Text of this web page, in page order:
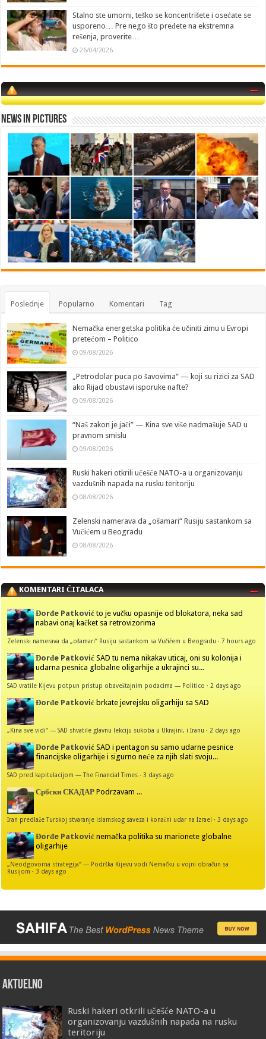
Stalno ste umorni, teško se koncentrišete i osećate se
usporeno… Pre nego što pređete na ekstremna
rešenja, proverite…
26/04/2026
News in Pictures
Poslednje Popularno Komentari Tag
Nemačka energetska politika će učiniti zimu u Evropi
pretećom – Politico
09/08/2026
„Petrodolar puca po šavovima“ — koji su rizici za SAD
ako Rijad obustavi isporuke nafte?
09/08/2026
“Naš zakon je jači” — Kina sve više nadmašuje SAD u
pravnom smislu
09/08/2026
Ruski hakeri otkrili učešće NATO-a u organizovanju
vazdušnih napada na rusku teritoriju
08/08/2026
Zelenski namerava da „ošamari“ Rusiju sastankom sa
Vučićem u Beogradu
08/08/2026
KOMENTARI ČITALACA
Đorđe Patković to je vučku opasnije od blokatora, neka sad
nabavi onaj kačket sa retrovizorima
Zelenski namerava da „ošamari“ Rusiju sastankom sa Vučićem u Beogradu ·7 hours ago
Đorđe Patković SAD tu nema nikakav uticaj, oni su kolonija i
udarna pesnica globalne oligarhije a ukrajinci su...
SAD vratile Kijevu potpun pristup obaveštajnim podacima — Politico ·2 days ago
Đorđe Patković brkate jevrejsku oligarhiju sa SAD
„Kina sve vidi“ — SAD shvatile glavnu lekciju sukoba u Ukrajini, i Iranu ·2 days ago
Đorđe Patković SAD i pentagon su samo udarne pesnice
financijske oligarhije i sigurno neće za njih slati svoju...
SAD pred kapitulacijom — The Financial Times ·3 days ago
Србски СКАДАР Podrzavam ...
Iran predlaže Turskoj stvaranje islamskog saveza i konačni udar na Izrael ·3 days ago
Đorđe Patković nemačka politika su marionete globalne
oligarhije
„Neodgovorna strategija“ — Podrška Kijevu vodi Nemačku u vojni obračun sa
Rusijom ·3 days ago
AKTUELNO
Ruski hakeri otkrili učešće NATO-a u
organizovanju vazdušnih napada na rusku
teritoriju